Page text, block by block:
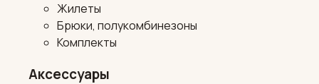
Жилеты
Брюки, полукомбинезоны
Комплекты
Аксессуары